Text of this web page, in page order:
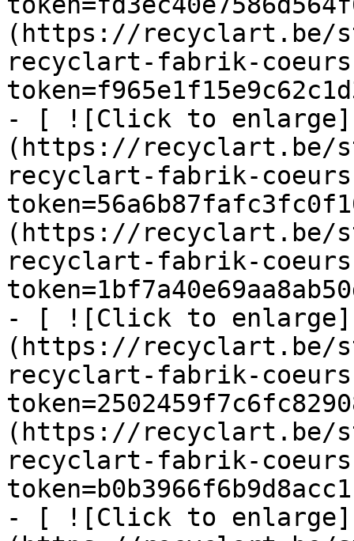
(https://recyclart.be/
recyclart-fabrik-
- [ ![Click to enlarge]
(https://recyclart.be/
recyclart-fabrik-
(https://recyclart.be/
recyclart-fabrik-
- [ ![Click to enlarge]
(https://recyclart.be/
recyclart-fabrik-
(https://recyclart.be/
recyclart-fabrik-
- [ ![Click to enlarge]